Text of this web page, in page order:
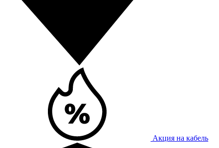
Акция на кабель